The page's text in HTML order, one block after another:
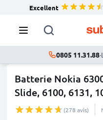
Excellent
0805 11.31.88·
Batterie Nokia
Slide, 6100, 6131,
(278 avis)